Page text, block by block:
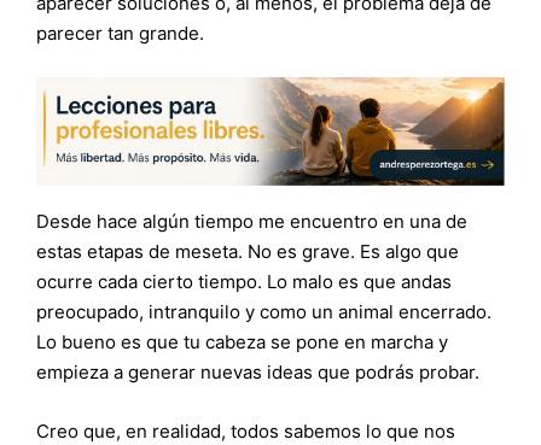
parecer tan grande.
Desde hace algún tiempo me encuentro en una de
estas etapas de meseta. No es grave. Es algo que
ocurre cada cierto tiempo. Lo malo es que andas
preocupado, intranquilo y como un animal encerrado.
Lo bueno es que tu cabeza se pone en marcha y
empieza a generar nuevas ideas que podrás probar.
Creo que, en realidad, todos sabemos lo que nos